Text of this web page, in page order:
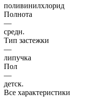
поливинилхлорид
Полнота
—
средн.
Тип застежки
—
липучка
Пол
—
детск.
Все характеристики